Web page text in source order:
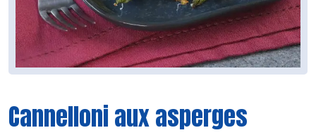
Cannelloni aux asperges